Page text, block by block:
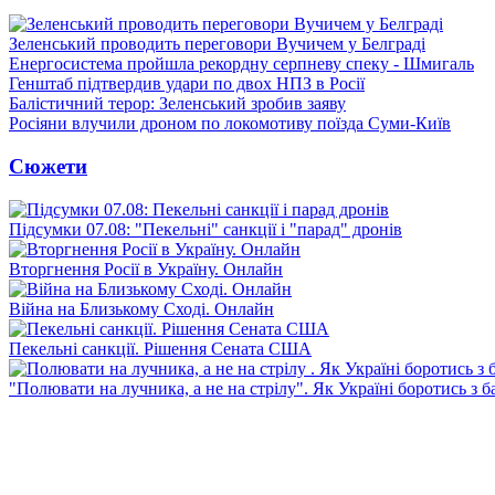
Зеленський проводить переговори Вучичем у Белграді
Енергосистема пройшла рекордну серпневу спеку - Шмигаль
Генштаб підтвердив удари по двох НПЗ в Росії
Балістичний терор: Зеленський зробив заяву
Росіяни влучили дроном по локомотиву поїзда Суми-Київ
Сюжети
Підсумки 07.08: "Пекельні" санкції і "парад" дронів
Вторгнення Росії в Україну. Онлайн
Війна на Близькому Сході. Онлайн
Пекельні санкції. Рішення Сената США
"Полювати на лучника, а не на стрілу". Як Україні боротись з